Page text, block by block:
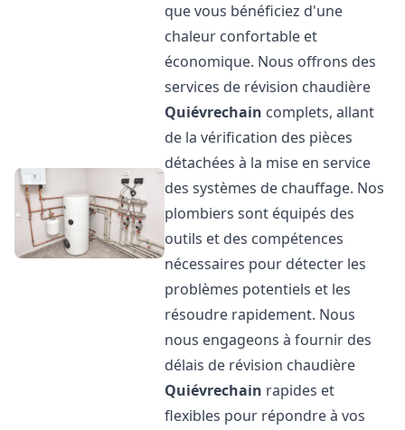
que vous bénéficiez d'une
chaleur confortable et
économique. Nous offrons des
services de révision chaudière
Quiévrechain complets, allant
de la vérification des pièces
détachées à la mise en service
des systèmes de chauffage. Nos
plombiers sont équipés des
outils et des compétences
nécessaires pour détecter les
problèmes potentiels et les
résoudre rapidement. Nous
nous engageons à fournir des
délais de révision chaudière
Quiévrechain rapides et
flexibles pour répondre à vos